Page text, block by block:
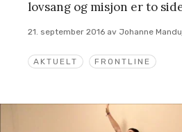
AKTUELT FRONTLINE
lovsang og misjon er to
21. september 2016 av Johanne